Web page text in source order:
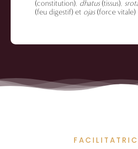
(constitution), dhatus(tissus),
(feu digestif) et ojas(force vitale)